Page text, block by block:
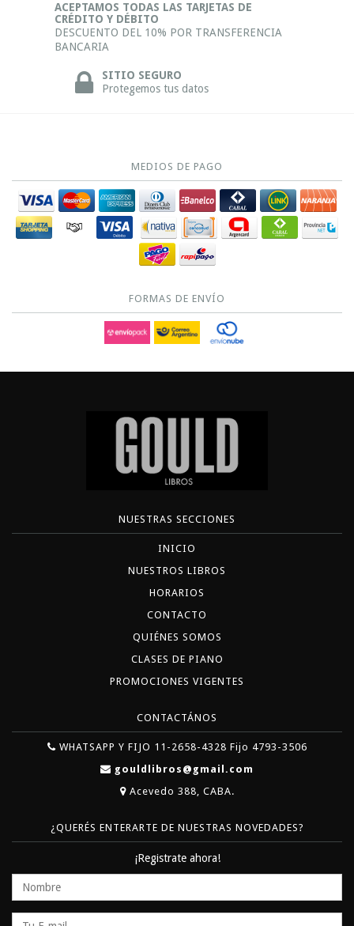
ACEPTAMOS TODAS LAS TARJETAS DE
CRÉDITO Y DÉBITO
DESCUENTO DEL 10% POR TRANSFERENCIA
BANCARIA
SITIO SEGURO
Protegemos tus datos
MEDIOS DE PAGO
FORMAS DE ENVÍO
NUESTRAS SECCIONES
INICIO
NUESTROS LIBROS
HORARIOS
CONTACTO
QUIÉNES SOMOS
CLASES DE PIANO
PROMOCIONES VIGENTES
CONTACTÁNOS
WHATSAPP Y FIJO 11-2658-4328 Fijo 4793-3506
gouldlibros@gmail.com
Acevedo 388, CABA.
¿QUERÉS ENTERARTE DE NUESTRAS NOVEDADES?
¡Registrate ahora!